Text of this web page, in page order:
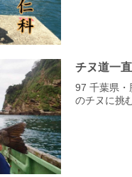
チヌ道一
97 千葉県・
のチヌに挑